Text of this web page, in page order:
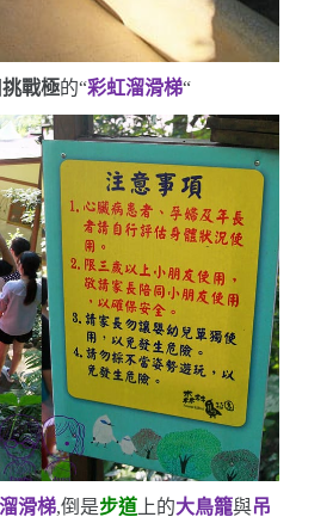
挑戰極的“彩虹溜滑梯“
溜滑梯,倒是步道上的大鳥籠與吊